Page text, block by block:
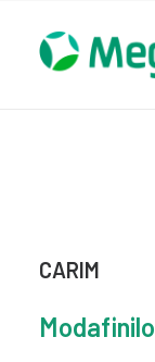
MEGASALUD
GARDEN HOUSE
CARIM
Modafinilo